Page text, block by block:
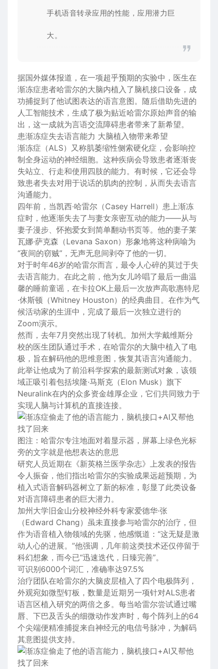
手机语音转录应用的性能，应用潜力巨
大。
据国外媒体报道，在一项超乎预期的实验中，医生在
渐冻症患者哈雷尔的大脑内植入了脑机接口设备，成
功捕捉到了他试图表达的语言意图。随后借助先进的
人工智能技术，生成了极为贴近哈雷尔原始声音的输
出，这一成就为言语交流障碍患者带来了新希望。
患渐冻症失去语言能力 大脑植入物带来希望
渐冻症（ALS）又称肌萎缩性侧索硬化症，会影响控
制全身运动的神经细胞。这种疾病会导致患者逐渐丧
失站立、行走和使用四肢的能力。有时候，它还会导
致患者失去对用于说话的肌肉的控制，从而失去语言
沟通能力。
四年前，当凯西·哈雷尔（Casey Harrell）患上渐冻
症时，他逐渐失去了与妻女亲密互动的能力——从与
妻子漫步、怀抱爱女到简单翻动书页等。他的妻子莱
瓦娜·萨克森（Levana Saxon）形象地将这种病喻为
“夜间的窃贼”，无声无息间剥夺了他的一切。
对于时年46岁的哈雷尔而言，最令人心碎的莫过于失
去语言能力。在此之前，他为女儿吟唱了最后一曲温
馨的睡前童谣，在卡拉OK上最后一次放声高歌惠特尼
·休斯顿（Whitney Houston）的经典曲目。在作为气
候活动家的生涯中，完成了最后一次独立进行的
Zoom演示。
然而，去年7月突然出现了转机。加州大学戴维斯分
校的医生团队通过手术，在哈雷尔的大脑中植入了电
极，旨在解码他的思维意图，恢复其语言沟通能力。
此举让他成为了前沿科学探索的最新测试对象，该领
域正吸引着包括埃隆·马斯克（Elon Musk）旗下
Neuralink在内的众多资金雄厚企业，它们共同致力于
实现人脑与计算机的直接连接。
图注：哈雷尔专注地面对着显示器，屏幕上绿色光标
旁的文字就是他想表达的意思
研究人员近期在《新英格兰医学杂志》上发表的报告
令人振奋，他们指出哈雷尔的实验成果远超预期，为
植入式语音解码器树立了新的标准，彰显了此类设备
对语言障碍患者的巨大潜力。
加州大学旧金山分校神经外科专家爱德华·张
（Edward Chang）虽未直接参与哈雷尔的治疗，但
作为语音植入物领域的先驱，他感慨道：“这无疑是激
动人心的进展。”他强调，几年前这类技术还仅停留于
科幻想象，而今已“迅速迭代，日臻完善”。
可识别6000个词汇，准确率达97.5%
治疗团队在哈雷尔的大脑皮层植入了四个电极阵列，
外观宛如微型钉板，数量是近期另一项针对ALS患者
语言区植入研究的两倍之多。每当哈雷尔尝试通过嘴
唇、下巴及舌头的细微动作发声时，每个阵列上的64
个尖端便精准捕捉来自神经元的电信号脉冲，为解码
其意图提供支持。